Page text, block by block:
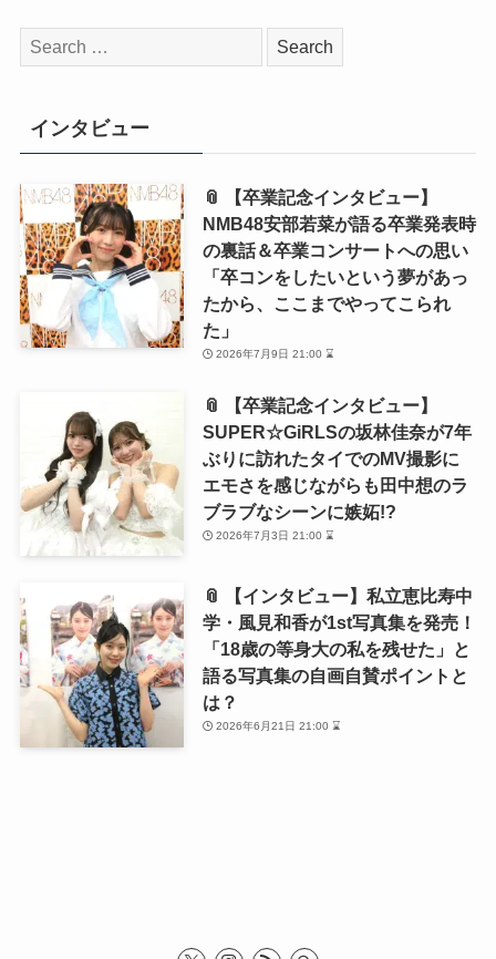
検
索:
インタビュー
📎 【卒業記念インタビュー】
NMB48安部若菜が語る卒業発表時
の裏話＆卒業コンサートへの思い
「卒コンをしたいという夢があっ
たから、ここまでやってこられ
た」
2026年7月9日 21:00 ⌛
📎 【卒業記念インタビュー】
SUPER☆GiRLSの坂林佳奈が7年
ぶりに訪れたタイでのMV撮影に
エモさを感じながらも田中想のラ
ブラブなシーンに嫉妬!?
2026年7月3日 21:00 ⌛
📎 【インタビュー】私立恵比寿中
学・風見和香が1st写真集を発売！
「18歳の等身大の私を残せた」と
語る写真集の自画自賛ポイントと
は？
2026年6月21日 21:00 ⌛